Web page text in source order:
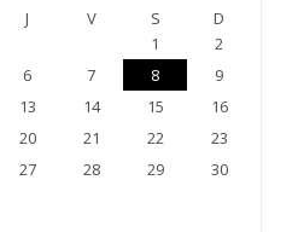
J V S
D
1
2
6 7 8
9
13 14 15
16
20 21 22
23
27 28 29
30